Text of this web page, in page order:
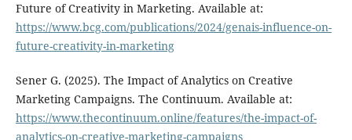
Future of Creativity in Marketing. Available at:
https://www.bcg.com/publications/2024/genais-influence-on-
future-creativity-in-marketing
Sener G. (2025). The Impact of Analytics on Creative
Marketing Campaigns. The Continuum. Available at:
https://www.thecontinuum.online/features/the-impact-of-
analytics-on-creative-marketing-campaigns